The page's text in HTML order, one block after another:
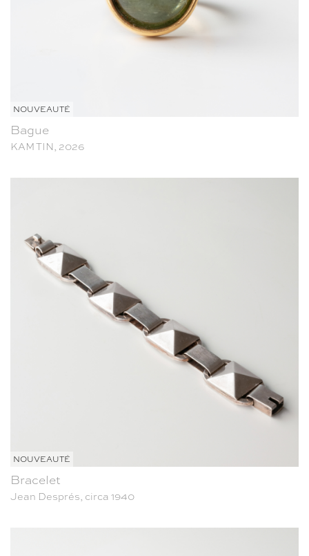
NOUVEAUTÉ
Bague
KAM TIN, 2026
NOUVEAUTÉ
Bracelet
Jean Després, circa 1940